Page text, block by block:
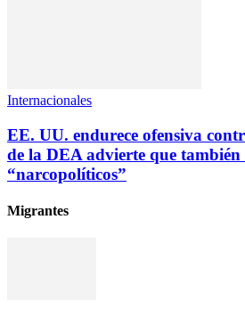
Internacionales
EE. UU. endurece ofensiva
de la DEA advierte que
“narcopolíticos”
Migrantes